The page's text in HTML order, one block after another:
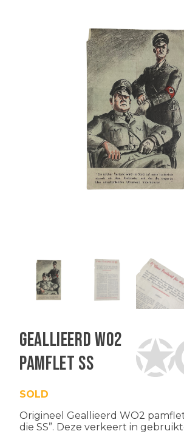
Geallieerd WO2
pamflet SS
SOLD
Origineel Geallieerd WO2
die SS”. Deze verkeert in